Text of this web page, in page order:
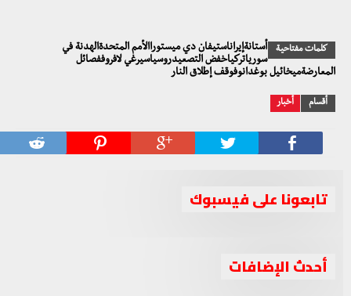
كلمات مفتاحية
أستانةإيراناستيفان دي ميستوراالأمم المتحدةالهدنة في
سورياتركياخفض التصعيدروسياسيرغي لافروففصائل
المعارضةميخائيل بوغدانوفوقف إطلاق النار
أقسام أخبار
تابعونا على فيسبوك
أحدث الإضافات
الجربا ينعي اللواء سامي الخطيب: رحل فارس من فرسان لبنان
العربي والولاء الكامل للشرعية
قوات النظام تواصل قصف أرياف إدلب وحماة وتتكبد خسائر